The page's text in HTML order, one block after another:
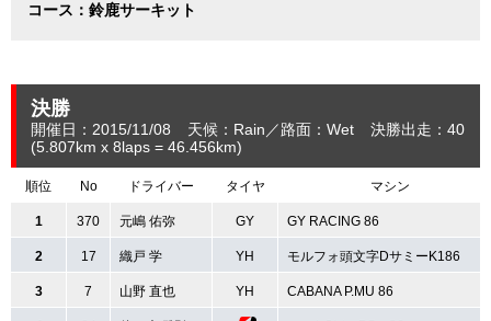
コース：鈴鹿サーキット
決勝
開催日：2015/11/08 天候：Rain 路面：Wet 決勝出走：40
(5.807km x 8laps = 46.456km)
順位 No ドライバー タイヤ マシン
1 370 元嶋 佑弥 GY GY RACING 86
2 17 織戸 学 YH モルフォ頭文字DサミーK186
3 7 山野 直也 YH CABANA P.MU 86